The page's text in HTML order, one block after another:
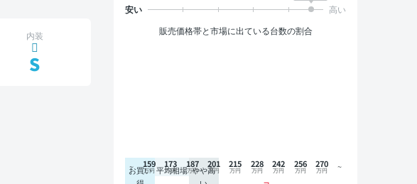
販売価格帯と市場に出ている台数の割合
お買い 平均相場 やや高
159 173 187 201 215 228 242 256 270
内装
S